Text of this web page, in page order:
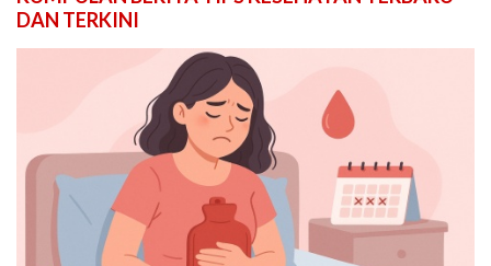
DAN TERKINI